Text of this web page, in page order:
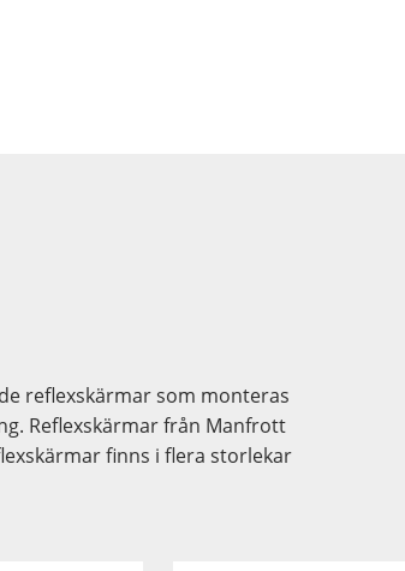
reflexskärmar som monteras
Reflexskärmar från Manfrott
finns i flera storlekar